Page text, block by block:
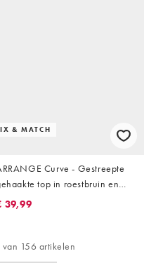
& MATCH
Curve - Gestreepte
top in roestbruin en
deel van co-ord set
39,99
156 artikelen